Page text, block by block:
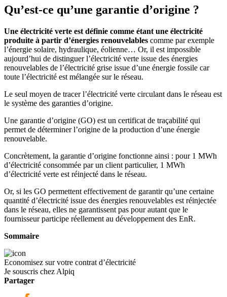
Qu’est-ce qu’une garantie d’origine ?
Une électricité verte est définie comme étant une électricité
produite à partir d’énergies renouvelables comme par exemple
l’énergie solaire, hydraulique, éolienne… Or, il est impossible
aujourd’hui de distinguer l’électricité verte issue des énergies
renouvelables de l’électricité grise issue d’une énergie fossile car
toute l’électricité est mélangée sur le réseau.
Le seul moyen de tracer l’électricité verte circulant dans le réseau est
le système des garanties d’origine.
Une garantie d’origine (GO) est un certificat de traçabilité qui
permet de déterminer l’origine de la production d’une énergie
renouvelable.
Concrètement, la garantie d’origine fonctionne ainsi : pour 1 MWh
d’électricité consommée par un client particulier, 1 MWh
d’électricité verte est réinjecté dans le réseau.
Or, si les GO permettent effectivement de garantir qu’une certaine
quantité d’électricité issue des énergies renouvelables est réinjectée
dans le réseau, elles ne garantissent pas pour autant que le
fournisseur participe réellement au développement des EnR.
Sommaire
Economisez sur votre contrat d’électricité
Je souscris chez Alpiq
Partager